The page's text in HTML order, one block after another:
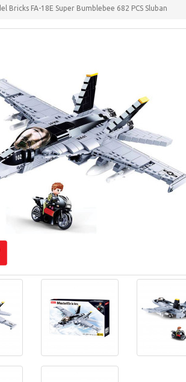
Bricks FA-18E Super Bumblebee 682 PCS Sluban